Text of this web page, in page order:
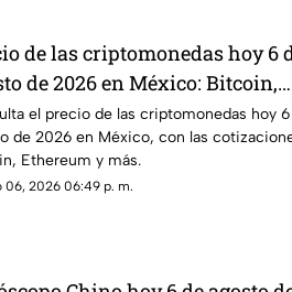
de las criptomonedas hoy 6
de 2026 en México: Bitcoin,
y más
el precio de las criptomonedas hoy
de 2026 en México, con las
Ethereum y más.
06, 2026 06:49 p. m.